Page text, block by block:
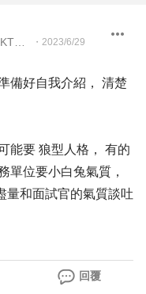
・ 2023/6/29
備好自我介紹， 清楚
能要 狼型人格， 有的
單位要小白兔氣質，
量和面試官的氣質談吐
回覆